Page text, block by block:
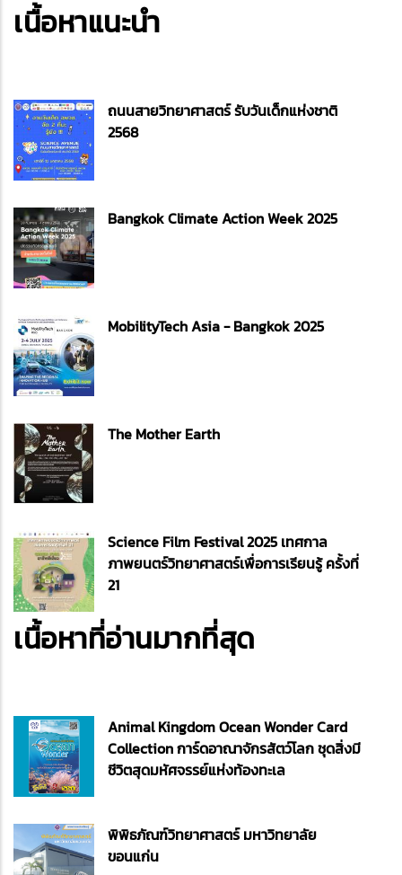
เนื้อหาแนะนำ
ถนนสายวิทยาศาสตร์ รับวันเด็กแห่งชาติ
2568
Bangkok Climate Action Week 2025
MobilityTech Asia - Bangkok 2025
The Mother Earth
Science Film Festival 2025 เทศกาล
ภาพยนตร์วิทยาศาสตร์เพื่อการเรียนรู้ ครั้งที่
21
เนื้อหาที่อ่านมากที่สุด
Animal Kingdom Ocean Wonder Card
Collection การ์ดอาณาจักรสัตว์โลก ชุดสิ่งมี
ชีวิตสุดมหัศจรรย์แห่งท้องทะเล
พิพิธภัณฑ์วิทยาศาสตร์ มหาวิทยาลัย
ขอนแก่น